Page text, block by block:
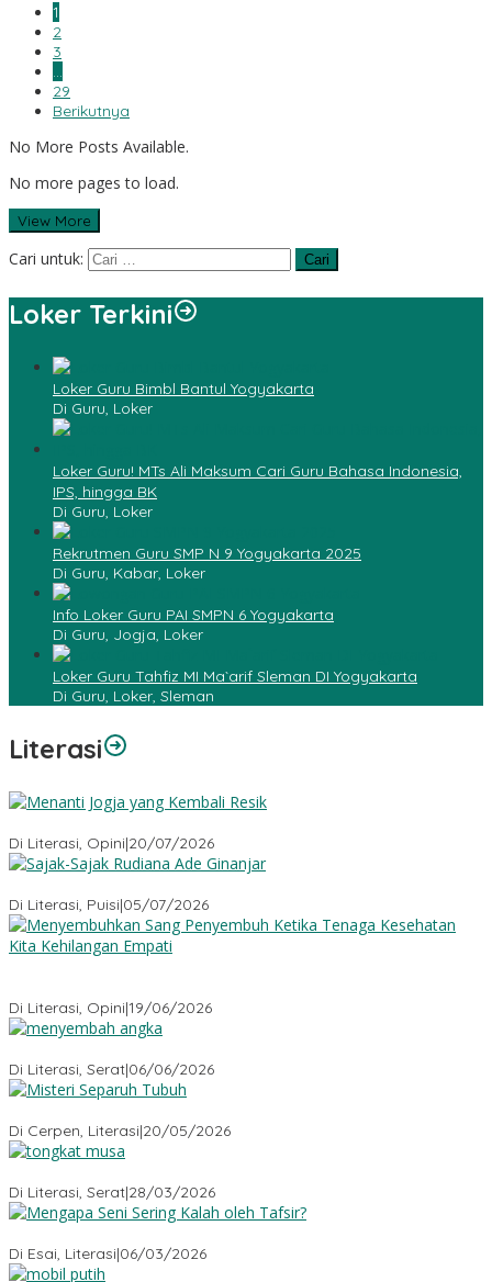
1
2
3
…
29
Berikutnya
No More Posts Available.
No more pages to load.
View More
Cari untuk:
Loker Terkini
Loker Guru Bimbl Bantul Yogyakarta
Di Guru, Loker
Loker Guru! MTs Ali Maksum Cari Guru Bahasa Indonesia,
IPS, hingga BK
Di Guru, Loker
Rekrutmen Guru SMP N 9 Yogyakarta 2025
Di Guru, Kabar, Loker
Info Loker Guru PAI SMPN 6 Yogyakarta
Di Guru, Jogja, Loker
Loker Guru Tahfiz MI Ma`arif Sleman DI Yogyakarta
Di Guru, Loker, Sleman
Literasi
Di Literasi, Opini|20/07/2026
Di Literasi, Puisi|05/07/2026
Di Literasi, Opini|19/06/2026
Di Literasi, Serat|06/06/2026
Di Cerpen, Literasi|20/05/2026
Di Literasi, Serat|28/03/2026
Di Esai, Literasi|06/03/2026